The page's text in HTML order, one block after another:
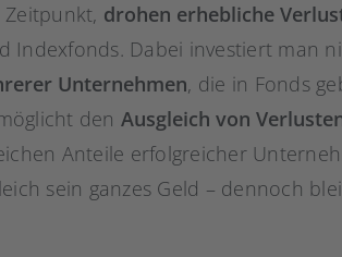
drohen erhebliche
Indexfonds. Dabei investiert man
Unternehmen, die in Fonds
den Ausgleich von
Anteile erfolgreicher
sein ganzes Geld – dennoch